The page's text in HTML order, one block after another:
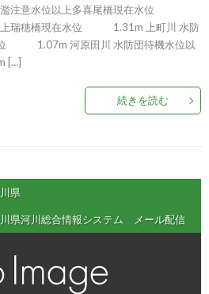
濫注意水位以上多喜尾橋現在水位
上瑞穂橋現在水位 1.31m 上町川 水防
位 1.07m 河原田川 水防団待機水位以
[…]
続きを読む
県
県河川総合情報システム メール配信